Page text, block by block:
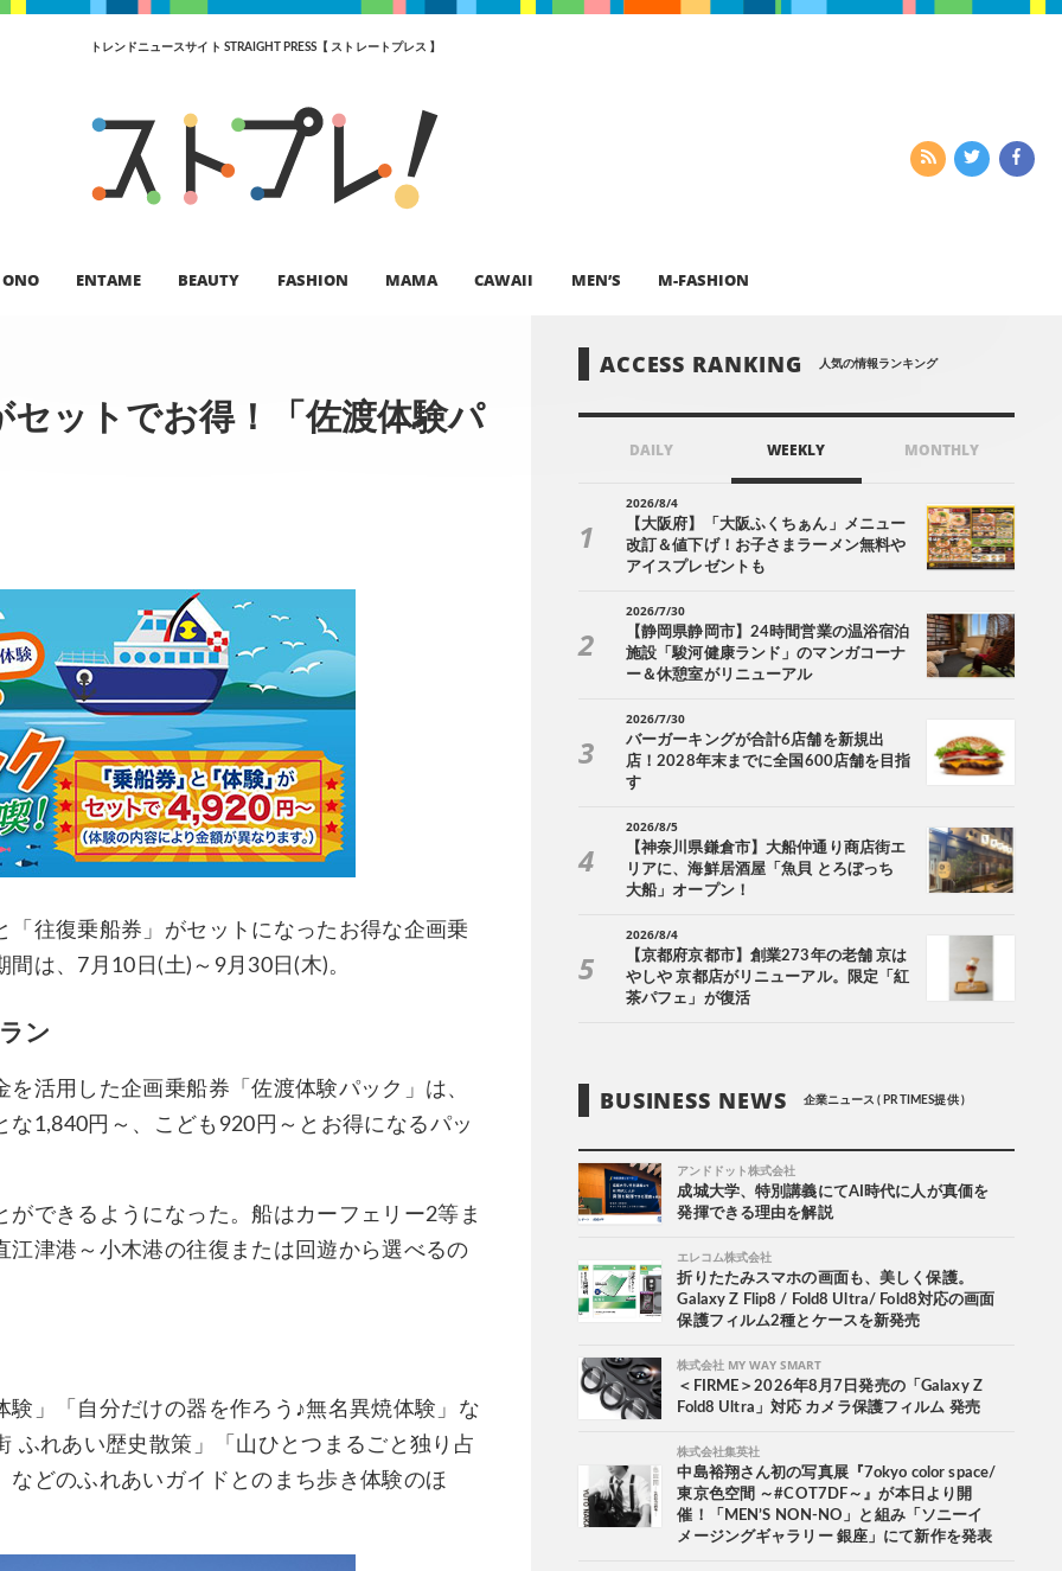
トレンドニュースサイト STRAIGHT PRESS【 ストレートプレス 】
ENTAME BEAUTY FASHION MAMA CAWAII MEN’S M-FASHION
ットでお得！「佐渡体験パ
往復乗船券」がセットになったお得な企画乗
は、7月10日(土)～9月30日(木)。
ン
活用した企画乗船券「佐渡体験パック」は、
1,840円～、こども920円～とお得になるパッ
できるようになった。船はカーフェリー2等ま
津港～小木港の往復または回遊から選べるの
」「自分だけの器を作ろう♪無名異焼体験」な
ふれあい歴史散策」「山ひとつまるごと独り占
どのふれあいガイドとのまち歩き体験のほ
ACCESS RANKING 人気の情報ランキング
DAILY WEEKLY MONTHLY
2026/8/4
【大阪府】「大阪ふくちぁん」メニュー
改訂＆値下げ！お子さまラーメン無料や
アイスプレゼントも
2026/7/30
【静岡県静岡市】24時間営業の温浴宿泊
施設「駿河健康ランド」のマンガコーナ
ー＆休憩室がリニューアル
2026/7/30
バーガーキングが合計6店舗を新規出
店！2028年末までに全国600店舗を目指
す
2026/8/5
【神奈川県鎌倉市】大船仲通り商店街エ
リアに、海鮮居酒屋「魚貝 とろぼっち
大船」オープン！
2026/8/4
【京都府京都市】創業273年の老舗 京は
やしや 京都店がリニューアル。限定「紅
茶パフェ」が復活
BUSINESS NEWS 企業ニュース ( PR TIMES提供 )
アンドドット株式会社
成城大学、特別講義にてAI時代に人が真価を
発揮できる理由を解説
エレコム株式会社
折りたたみスマホの画面も、美しく保護。
Galaxy Z Flip8 / Fold8 Ultra/ Fold8対応の画面
保護フィルム2種とケースを新発売
株式会社 MY WAY SMART
＜FIRME＞2026年8月7日発売の「Galaxy Z
Fold8 Ultra」対応 カメラ保護フィルム 発売
株式会社集英社
中島裕翔さん初の写真展『7okyo color space/
東京色空間 ～#COT7DF～』が本日より開
催！「MEN’S NON-NO」と組み「ソニーイ
メージングギャラリー 銀座」にて新作を発表